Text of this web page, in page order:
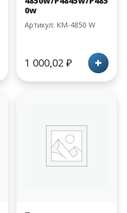
0w
Артикул: KM-4850 W
1 000,02 ₽ +